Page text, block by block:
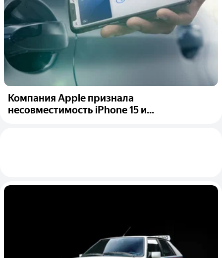
Компания Apple признала
несовместимость iPhone 15 и...